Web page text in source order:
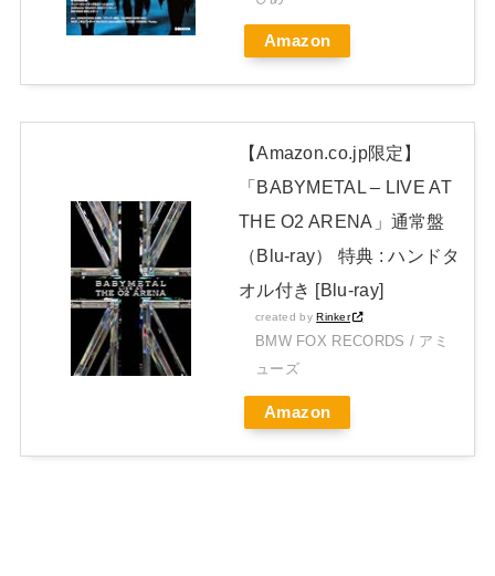
開封レビュー!
Amazon
【Amazon.co.jp限定】
「BABYMETAL – LIVE AT
THE O2 ARENA」通常盤
（Blu-ray） 特典 : ハンドタ
オル付き [Blu-ray]
created byRinker
BMW FOX RECORDS / アミ
ューズ
Amazon